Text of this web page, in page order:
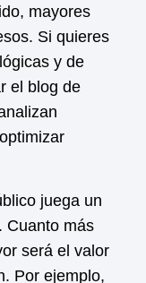
mayores
Si quieres
y de
el blog de
juega un
. Cuanto más
será el valor
Por ejemplo,